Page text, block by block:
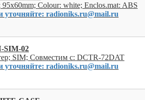
95x60mm; Colour: white; Enclos.mat: ABS
уточняйте: radioniks.ru@mail.ru
SIM-02
SIM; Совместим с: DCTR-72DAT
уточняйте: radioniks.ru@mail.ru